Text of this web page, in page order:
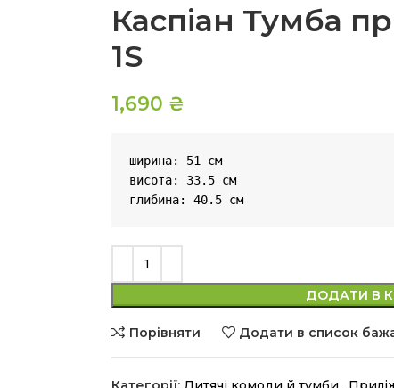
Каспіан Тумба
1S
1,690 ₴
ширина: 51 см
висота: 33.5 см
глибина: 40.5 см
ДОДАТИ В
Порівняти Додати в список